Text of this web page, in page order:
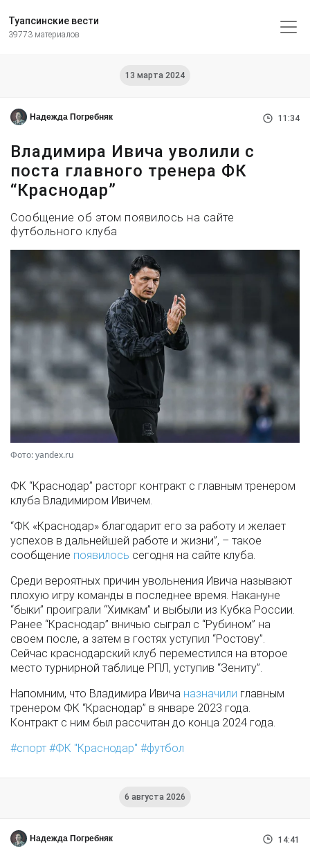
Туапсинские вести
39773 материалов
13 марта 2024
Надежда Погребняк 11:34
Владимира Ивича уволили с
поста главного тренера ФК
“Краснодар”
Сообщение об этом появилось на сайте
футбольного клуба
Фото: yandex.ru
ФК “Краснодар” расторг контракт с главным тренером
клуба Владимиром Ивичем.
“ФК «Краснодар» благодарит его за работу и желает
успехов в дальнейшей работе и жизни”, – такое
сообщение появилось сегодня на сайте клуба.
Среди вероятных причин увольнения Ивича называют
плохую игру команды в последнее время. Накануне
“быки” проиграли “Химкам” и выбыли из Кубка России.
Ранее “Краснодар” вничью сыграл с “Рубином” на
своем после, а затем в гостях уступил “Ростову”.
Сейчас краснодарский клуб переместился на второе
место турнирной таблице РПЛ, уступив “Зениту”.
Напомним, что Владимира Ивича назначили главным
тренером ФК “Краснодар” в январе 2023 года.
Контракт с ним был рассчитан до конца 2024 года.
спорт
ФК "Краснодар" футбол
6 августа 2026
Надежда Погребняк 14:41